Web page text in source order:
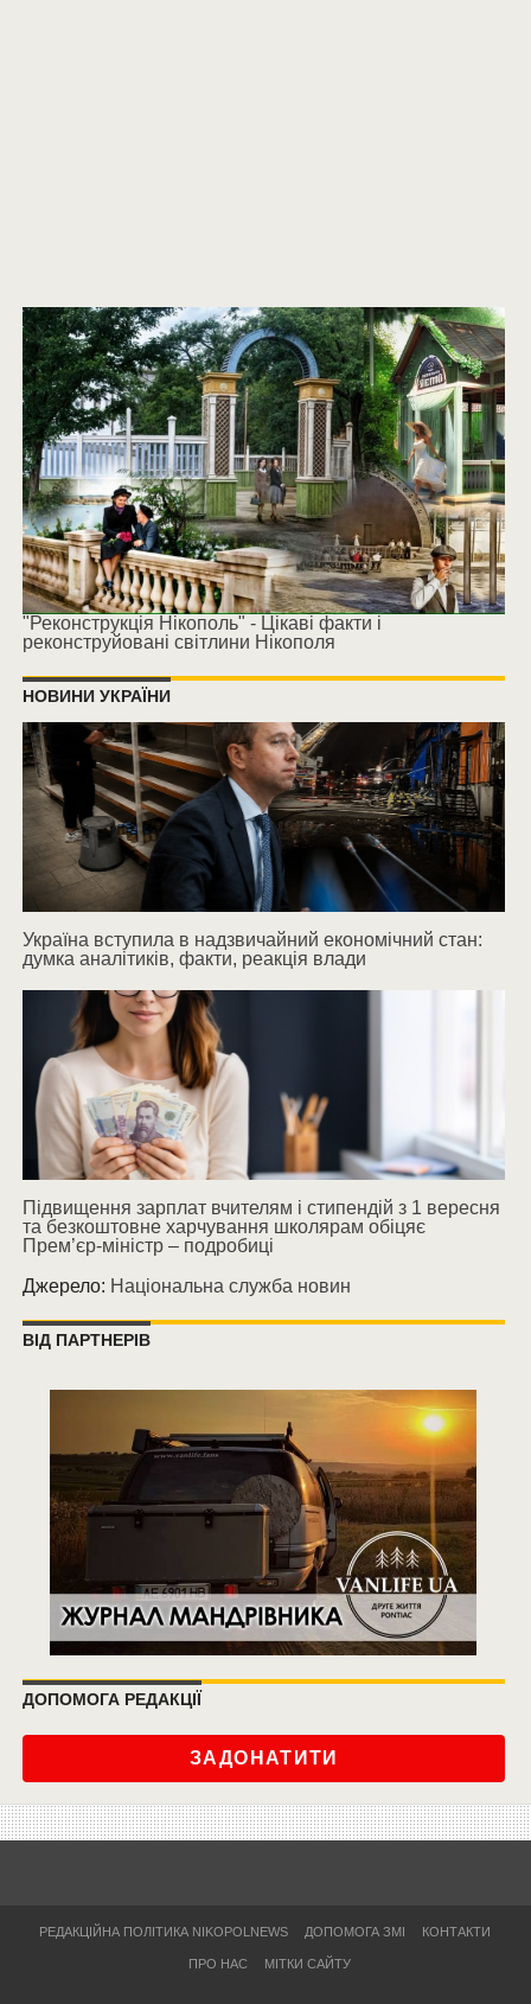
"Реконструкція Нікополь" - Цікаві факти і
реконструйовані світлини Нікополя
НОВИНИ УКРАЇНИ
Україна вступила в надзвичайний економічний стан:
думка аналітиків, факти, реакція влади
Підвищення зарплат вчителям і стипендій з 1 вересня
та безкоштовне харчування школярам обіцяє
Прем’єр-міністр – подробиці
Джерело: Національна служба новин
ВІД ПАРТНЕРІВ
ДОПОМОГА РЕДАКЦІЇ
ЗАДОНАТИТИ
РЕДАКЦІЙНА ПОЛІТИКА NIKOPOLNEWS ДОПОМОГА ЗМІ КОНТАКТИ
ПРО НАС МІТКИ САЙТУ